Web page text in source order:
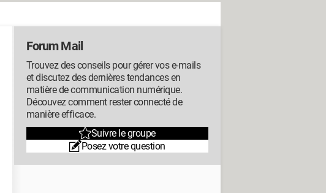
Forum Mail
Trouvez des conseils pour gérer vos e-mails
et discutez des dernières tendances en
matière de communication numérique.
Découvez comment rester connecté de
manière efficace.
Suivre le groupe
Posez votre question